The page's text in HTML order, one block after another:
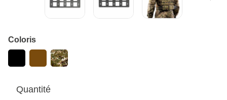
Coloris
Quantité